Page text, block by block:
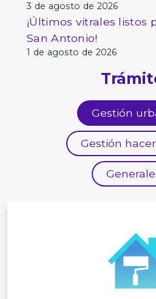
3 de agosto de 2026
¡Últimos vitrales listos
San Antonio!
1 de agosto de 2026
Gestión
Gestión